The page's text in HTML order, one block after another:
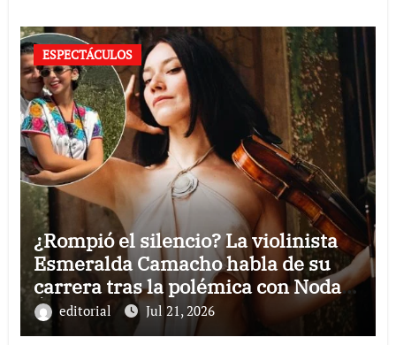
ESPECTÁCULOS
¿Rompió el silencio? La violinista
Esmeralda Camacho habla de su
carrera tras la polémica con Nodal y
Ángela Aguilar
editorial Jul 21, 2026